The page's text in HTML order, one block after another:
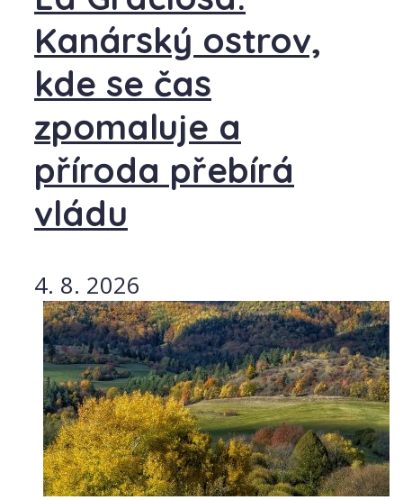
Kanárský ostrov,
kde se čas
zpomaluje a
příroda přebírá
vládu
4. 8. 2026